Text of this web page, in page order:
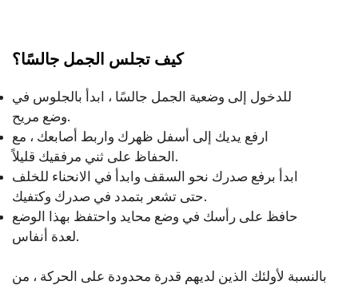
كيف تجلس الجمل جالسًا؟
للدخول إلى وضعية الجمل جالسًا ، ابدأ بالجلوس في
وضع مريح.
ارفع يديك إلى أسفل ظهرك واربط أصابعك ، مع
الحفاظ على ثني مرفقيك قليلاً.
ابدأ برفع صدرك نحو السقف وابدأ في الانحناء للخلف
حتى تشعر بتمدد في صدرك وكتفيك.
حافظ على رأسك في وضع محايد واحتفظ بهذا الوضع
لعدة أنفاس.
بالنسبة لأولئك الذين لديهم قدرة محدودة على الحركة ، من